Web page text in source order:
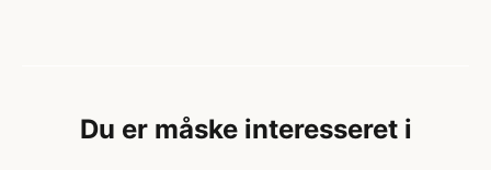
Du er måske interesseret i